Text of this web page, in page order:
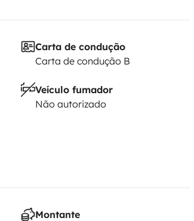
Carta de condução
Carta de condução B
Veículo fumador
Não autorizado
Montante